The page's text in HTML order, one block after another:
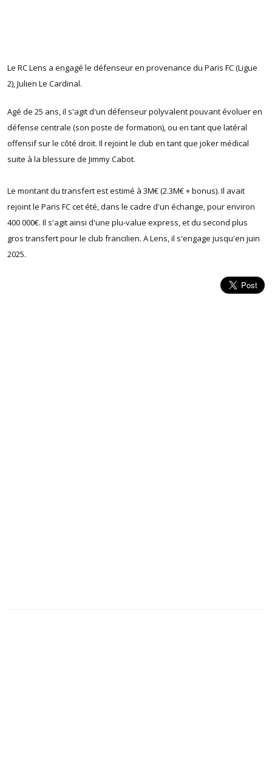
Le RC Lens a engagé le défenseur en provenance du Paris FC (Ligue
2), Julien Le Cardinal.
Agé de 25 ans, il s'agit d'un défenseur polyvalent pouvant évoluer en
défense centrale (son poste de formation), ou en tant que latéral
offensif sur le côté droit. Il rejoint le club en tant que joker médical
suite à la blessure de Jimmy Cabot.
Le montant du transfert est estimé à 3M€ (2.3M€ + bonus). Il avait
rejoint le Paris FC cet été, dans le cadre d'un échange, pour environ
400 000€. Il s'agit ainsi d'une plu-value express, et du second plus
gros transfert pour le club francilien. A Lens, il s'engage jusqu'en juin
2025.